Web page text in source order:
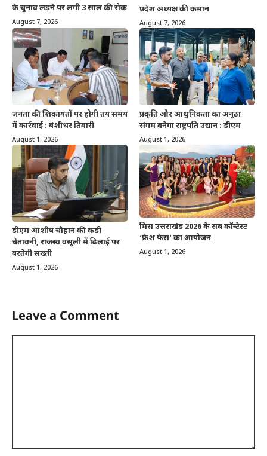
के चुनाव लड़ने पर लगी 3 साल की रोक
August 7, 2026
प्रदेश अध्यक्ष की कमान
August 7, 2026
जनता की शिकायतों पर होगी तय समय
में कार्रवाई : बंशीधर तिवारी
August 1, 2026
प्रकृति और आधुनिकता का अनूठा
संगम बनेगा राष्ट्रपति उद्यान : डीएम
August 1, 2026
डीएम आशीष चौहान की कड़ी
चेतावनी, राजस्व वसूली में ढिलाई पर
बरतेगी सख्ती
August 1, 2026
मिस उत्तराखंड 2026 के सब कॉन्टेस्ट
‘फ्रेश फेस’ का आयोजन
August 1, 2026
Leave a Comment